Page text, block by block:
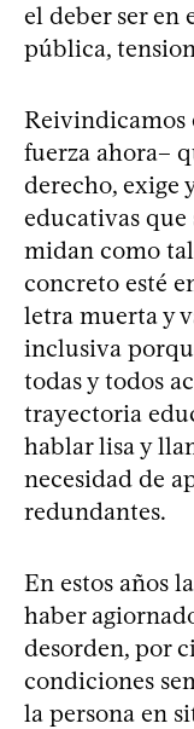
el deber ser en
pública,
Reivindicamos
fuerza ahora–
derecho, exige
educativas que
midan como
concreto esté
letra muerta y
inclusiva
todas y todos
trayectoria
hablar lisa y
necesidad de
redundantes.
En estos años
haber
desorden, por
condiciones
la persona en